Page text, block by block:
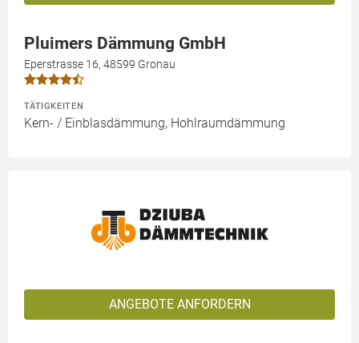
Pluimers Dämmung GmbH
Eperstrasse 16, 48599 Gronau
TÄTIGKEITEN
Kern- / Einblasdämmung, Hohlraumdämmung
ANGEBOTE ANFORDERN